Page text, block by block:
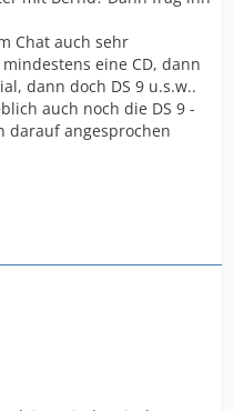
Chat auch sehr
eine CD, dann
dann doch DS 9 u.s.w..
auch noch die DS 9 -
darauf angesprochen